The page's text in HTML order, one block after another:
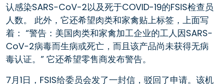
认感染SARS-CoV-2以及死于COVID-19的FSIS检查员
人数。
此外，它还希望肉类和家禽贴上标签，上面写
着： “警告：美国肉类和家禽加工企业的工人因SARS-
CoV-2病毒而生病或死亡，而且该产品尚未获得无病
毒认证。” 它还希望零售商发布警告。
7月1日，FSIS给委员会发了一封信，驳回了申请。该机